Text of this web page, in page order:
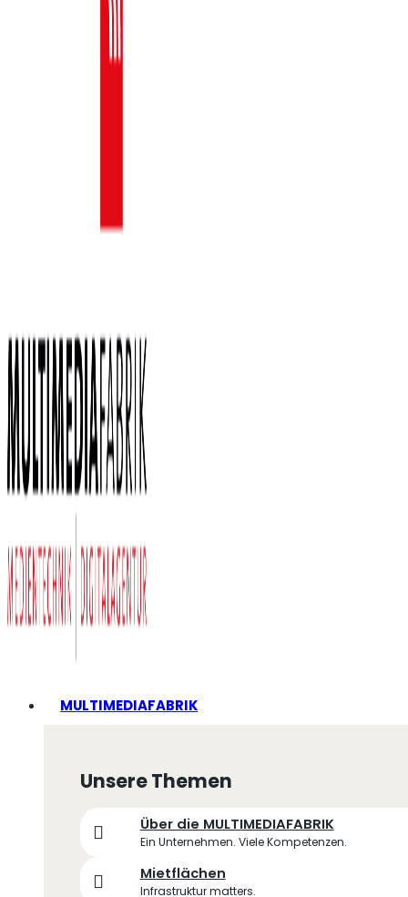
MULTIMEDIAFABRIK
Unsere Themen
Über die MULTIMEDIAFABRIK
Ein Unternehmen. Viele Kompetenzen.
Mietflächen
Infrastruktur matters.